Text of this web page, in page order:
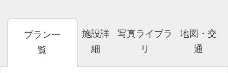
プラン一
覧
施設詳
細
写真ライブラ
リ
地図・交
通